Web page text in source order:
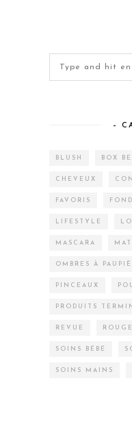
–
BLUSH BOX
CHEVEUX
FAVORIS
LIFESTYLE
MASCARA
OMBRES À
PINCEAUX
PRODUITS
REVUE
SOINS BÉBÉ
SOINS MAINS